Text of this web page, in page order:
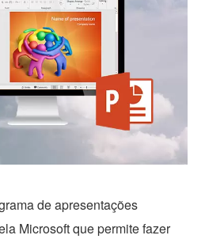
de apresentações
Microsoft que permite fazer